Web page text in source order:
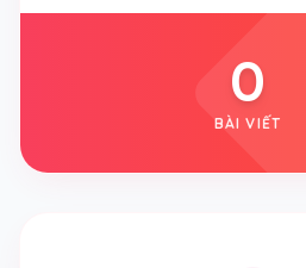
0
BÀI VIẾT